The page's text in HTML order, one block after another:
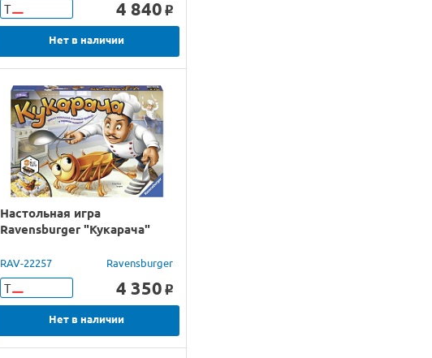
Т 4 840 o
Нет в наличии
Настольная игра
Ravensburger "Кукарача"
RAV-22257 Ravensburger
Т 4 350 o
Нет в наличии